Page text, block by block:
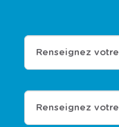
Renseignez
Renseignez